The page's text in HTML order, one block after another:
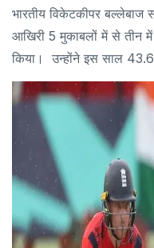
भारतीय विकेटकीपर
आखिरी 5 मुकाबलों में से तीन
किया। उन्होंने इस साल